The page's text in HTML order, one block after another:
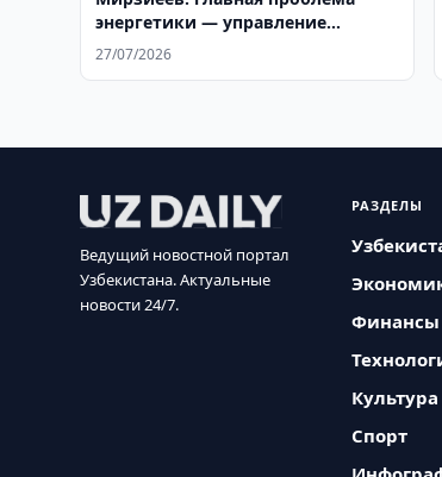
энергетики — управление
системой
27/07/2026
Ведущий новостной портал
Узбекистана. Актуальные
новости 24/7.
РАЗДЕЛЫ
Финансы
Культура
Спорт